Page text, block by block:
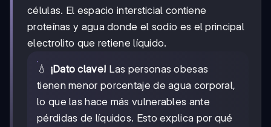
células. El espacio intersticial contiene
proteínas y agua donde el sodio es el principal
electrolito que retiene líquido.
💧 ¡Dato clave! Las personas obesas
tienen menor porcentaje de agua corporal,
lo que las hace más vulnerables ante
pérdidas de líquidos. Esto explica por qué